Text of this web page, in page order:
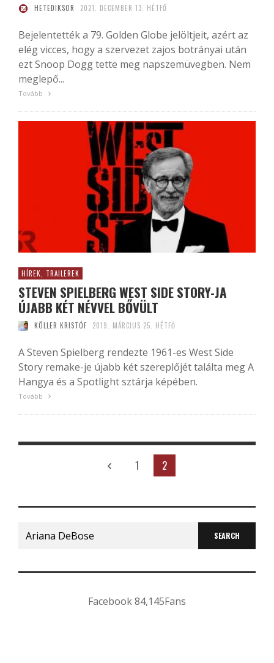
HETEDIKSOR 2021. DECEMBER 13. HÉTFŐ
Bejelentették a 79. Golden Globe jelöltjeit, azért az
elég vicces, hogy a szervezet zajos botrányai után
ezt Snoop Dogg tette meg napszemüvegben. Nem
meglepő...
Tovább
HÍREK, TRAILEREK
STEVEN SPIELBERG WEST SIDE STORY-JA
ÚJABB KÉT NÉVVEL BŐVÜLT
KÖLLER KRISTÓF 2019. MÁRCIUS 25. HÉTFŐ
A Steven Spielberg rendezte 1961-es West Side
Story remake-je újabb két szereplőjét találta meg A
Hangya és a Spotlight sztárja képében.
Tovább
1 2
Search
for:
Facebook84,145Fans